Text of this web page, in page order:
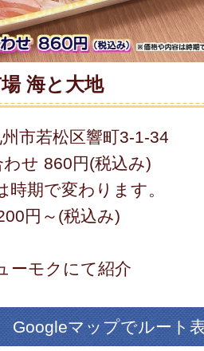
海と大地
州市若松区響町3-1-34
せ 860円(税込み)
時期で変わります。
円～(税込み)
ーモクにて紹介
Googleマップでルート